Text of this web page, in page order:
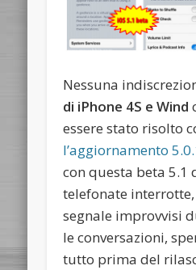
Nessuna
di iPhone 4S e Wind
essere stato risolto
l’aggiornamento
con questa beta 5.1
telefonate
segnale improvvisi
le conversazioni,
tutto prima del